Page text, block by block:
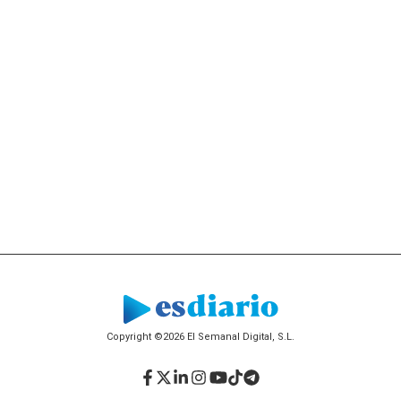
Copyright ©2026 El Semanal Digital, S.L.
Facebook
Twitter
LinkedIn
Instagram
YouTube
TikTok
Telegram